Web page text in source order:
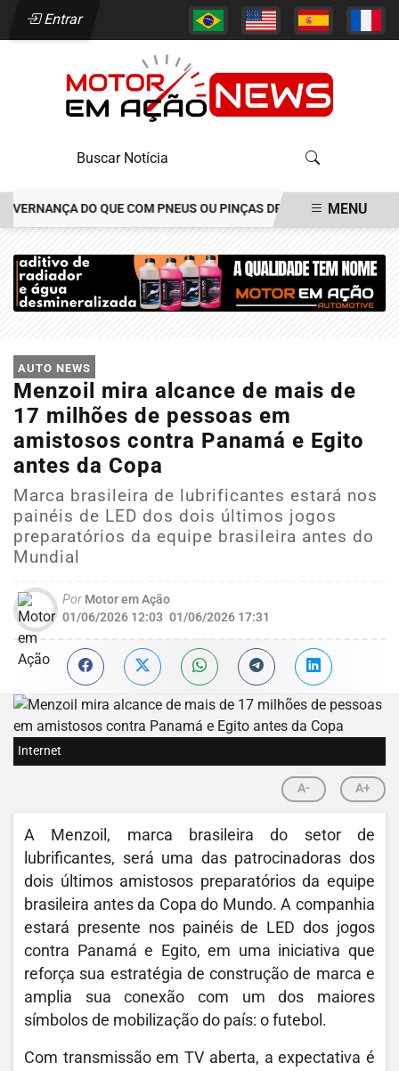
Entrar
DO QUE COM PNEUS OU PINÇAS DE FREIOS JOÃO
MENU
AUTO NEWS
Menzoil mira alcance de mais de
17 milhões de pessoas em
amistosos contra Panamá e Egito
antes da Copa
Marca brasileira de lubrificantes estará nos
painéis de LED dos dois últimos jogos
preparatórios da equipe brasileira antes do
Mundial
Por Motor em Ação
01/06/2026 12:03 01/06/2026 17:31
Internet
A- A+
A Menzoil, marca brasileira do setor de
lubrificantes, será uma das patrocinadoras dos
dois últimos amistosos preparatórios da equipe
brasileira antes da Copa do Mundo. A companhia
estará presente nos painéis de LED dos jogos
contra Panamá e Egito, em uma iniciativa que
reforça sua estratégia de construção de marca e
amplia sua conexão com um dos maiores
símbolos de mobilização do país: o futebol.
Com transmissão em TV aberta, a expectativa é